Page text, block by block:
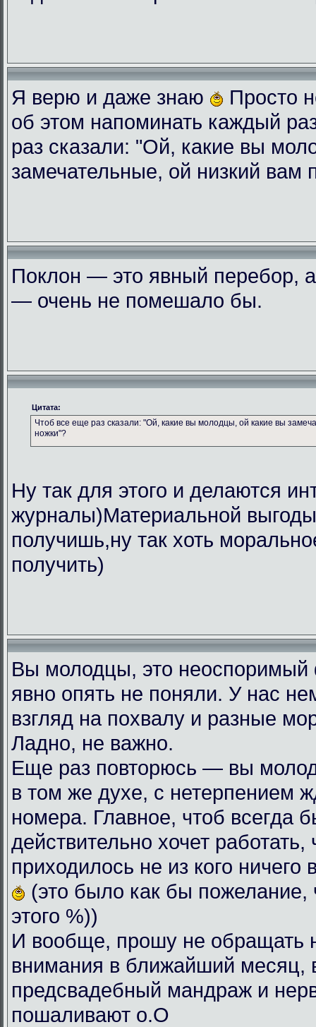
Я верю и даже знаю
Просто
об этом напоминать каждый
раз сказали: "Ой, какие вы
замечательные, ой низкий вам
Поклон — это явный перебор,
— очень не помешало бы.
Цитата:
Чтоб все еще раз сказали: "Ой, какие вы молодцы, ой какие вы
ножки"?
Ну так для этого и делаются
журналы)Материальной
получишь,ну так хоть
получить)
Вы молодцы, это
явно опять не поняли. У нас
взгляд на похвалу и разные
Ладно, не важно.
Еще раз повторюсь — вы
в том же духе, с нетерпением
номера. Главное, чтоб всегда
действительно хочет работать,
приходилось не из кого ничего
(это было как бы пожелание,
этого %))
И вообще, прошу не обращать
внимания в ближайший месяц,
предсвадебный мандраж и
пошаливают о.О